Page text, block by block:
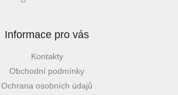
Informace pro vás
Kontakty
Obchodní podmínky
Ochrana osobních údajů